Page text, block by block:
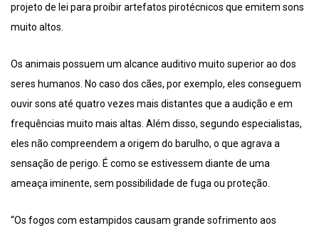
projeto de lei para proibir artefatos pirotécnicos que emitem sons
muito altos.
Os animais possuem um alcance auditivo muito superior ao dos
seres humanos. No caso dos cães, por exemplo, eles conseguem
ouvir sons até quatro vezes mais distantes que a audição e em
frequências muito mais altas. Além disso, segundo especialistas,
eles não compreendem a origem do barulho, o que agrava a
sensação de perigo. É como se estivessem diante de uma
ameaça iminente, sem possibilidade de fuga ou proteção.
“Os fogos com estampidos causam grande sofrimento aos